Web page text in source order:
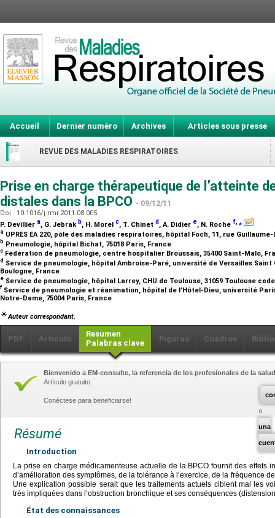
Accueil Dernier numéro Archives Articles sous presse
REVUE DES MALADIES RESPIRATOIRES
Prise en charge thérapeutique de l’atteinte
distales dans la BPCO - 09/12/11
Doi : 10.1016/j.rmr.2011.08.005
P. Devillier a, G. Jebrak b, H. Morel c, T. Chinet d , A. Didier e, N. Roche f,⁎
a UPRES EA 220, pôle des maladies respiratoires, hôpital Foch, 11, rue
b Pneumologie, hôpital Bichat, 75018 Paris, France
c Fédération de pneumologie, centre hospitalier Broussais, 35400 Saint-Malo,
d Service de pneumologie, hôpital Ambroise-Paré, université de Versailles Saint
Boulogne, France
e Service de pneumologie, hôpital Larrey, CHU de Toulouse, 31059 Toulouse
f Service de pneumologie et réanimation, hôpital de l’Hôtel-Dieu, université
Notre-Dame, 75004 Paris, France
Auteur correspondant.
PDF Artículo
Resumen
Palabras clave
Figuras Cuadros
una
Bienvenido a EM-consulte, la referencia de los profesionales de la
Artículo gratuito.
Conéctese para beneficiarse!
Résumé
Introduction
La prise en charge médicamenteuse actuelle de la BPCO fournit des effets
d’amélioration des symptômes, de la tolérance à l’exercice, de la fréquence
Une explication possible serait que les traitements actuels ciblent mal les
très impliquées dans l’obstruction bronchique et ses conséquences
État des connaissances